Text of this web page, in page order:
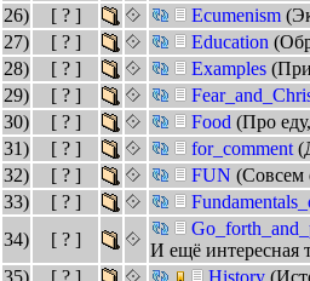
26)
[ ? ] Ecumenism
27)
[ ? ] Education
28)
[ ? ] Examples
29)
[ ? ]
30)
[ ? ] Food (Про
31)
[ ? ] for_comment
32)
[ ? ] FUN (Совсем
33)
[ ? ]
34)
[ ? ]
И ещё интересная
35)
[ ? ] History